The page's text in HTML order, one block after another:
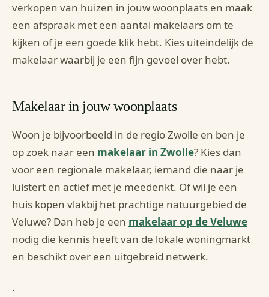
verkopen van huizen in jouw woonplaats en maak
een afspraak met een aantal makelaars om te
kijken of je een goede klik hebt. Kies uiteindelijk de
makelaar waarbij je een fijn gevoel over hebt.
Makelaar in jouw woonplaats
Woon je bijvoorbeeld in de regio Zwolle en ben je
op zoek naar een makelaar in Zwolle? Kies dan
voor een regionale makelaar, iemand die naar je
luistert en actief met je meedenkt. Of wil je een
huis kopen vlakbij het prachtige natuurgebied de
Veluwe? Dan heb je een makelaar op de Veluwe
nodig die kennis heeft van de lokale woningmarkt
en beschikt over een uitgebreid netwerk.
.